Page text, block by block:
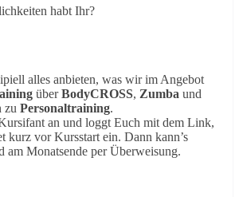
habt Ihr?
alles anbieten, was wir im Angebot
überBodyCROSS, Zumba und
zu Personaltraining.
an und loggt Euch mit dem Link,
kurz vor Kursstart ein. Dann kann’s
am Monatsende per Überweisung.